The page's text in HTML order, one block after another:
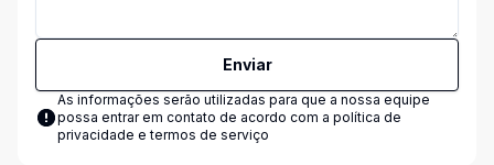
Enviar
As informações serão utilizadas para que a nossa equipe
possa entrar em contato de acordo com a política de
privacidade e termos de serviço